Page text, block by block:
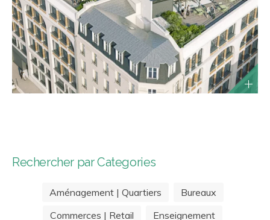
Rechercher par Categories
Aménagement | Quartiers
Bureaux
Commerces | Retail
Enseignement